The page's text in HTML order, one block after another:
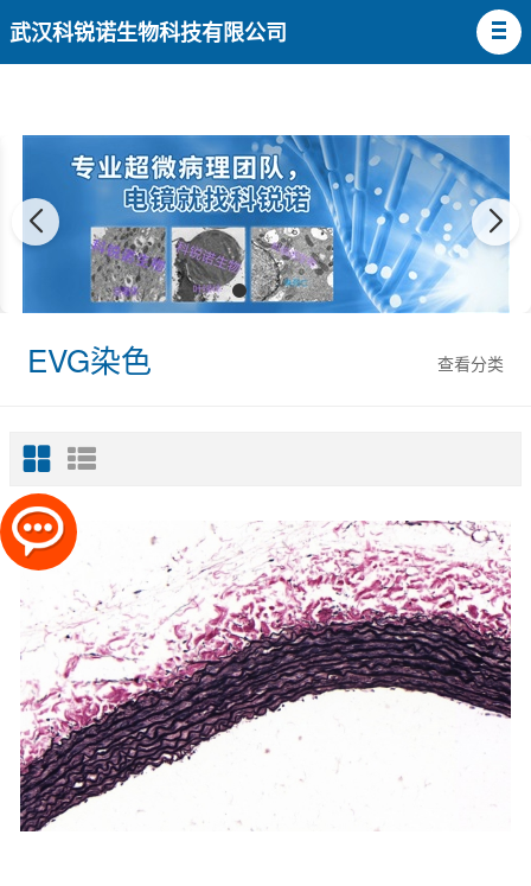
武汉科锐诺生物科技有限公司
查看分类
EVG染色